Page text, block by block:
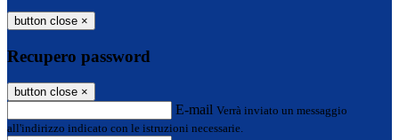
button close ×
Recupero password
button close ×
E-mail Verrà inviato un messaggio
all'indirizzo indicato con le istruzioni necessarie.